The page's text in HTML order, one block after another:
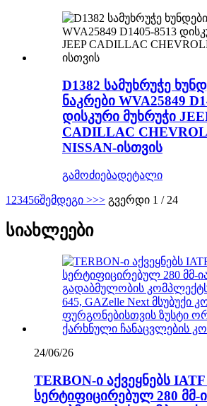
D1382 სამუხრუჭე
ნაკრები WVA25849
დისკური მუხრუჭი
CADILLAC
NISSAN-ისთვის
გამოძიებადეტალი
1 23456შემდეგი >>> გვერდი 1 / 24
სიახლეები
24/06/26
TERBON-ი აქვეყნებს IATF
სერტიფიცირებულ 280 მმ-